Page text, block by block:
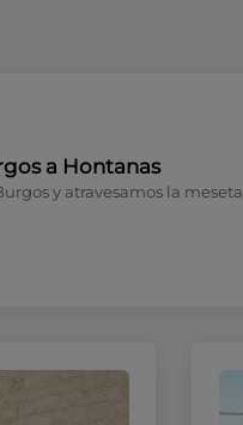
a Hontanas
y atravesamos la meseta